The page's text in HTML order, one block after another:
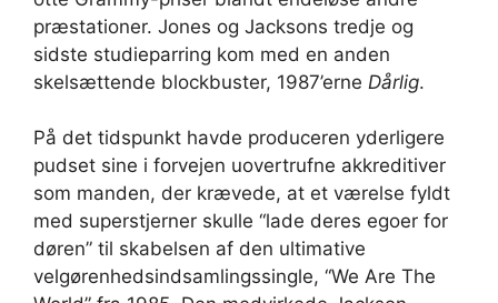
præstationer. Jones og Jacksons tredje og
sidste studieparring kom med en anden
skelsættende blockbuster, 1987’erne Dårlig.
På det tidspunkt havde produceren yderligere
pudset sine i forvejen uovertrufne akkreditiver
som manden, der krævede, at et værelse fyldt
med superstjerner skulle “lade deres egoer for
døren” til skabelsen af ​​den ultimative
velgørenhedsindsamlingssingle, “We Are The